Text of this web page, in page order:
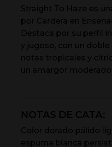
Straight To Haze es
por Cardera en
Destaca por su perfil
y jugoso, con un
notas tropicales y
un amargor
NOTAS DE CATA:
Color dorado pálido
espuma blanca